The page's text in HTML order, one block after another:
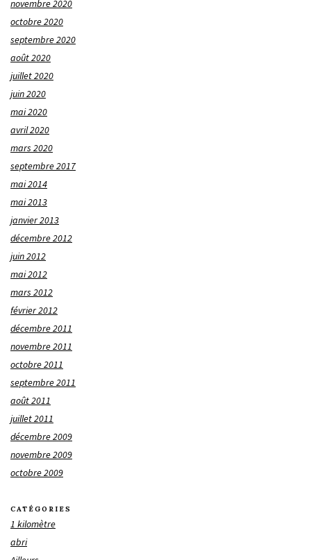
novembre 2020
octobre 2020
septembre 2020
août 2020
juillet 2020
juin 2020
mai 2020
avril 2020
mars 2020
septembre 2017
mai 2014
mai 2013
janvier 2013
décembre 2012
juin 2012
mai 2012
mars 2012
février 2012
décembre 2011
novembre 2011
octobre 2011
septembre 2011
août 2011
juillet 2011
décembre 2009
novembre 2009
octobre 2009
CATÉGORIES
1 kilomètre
abri